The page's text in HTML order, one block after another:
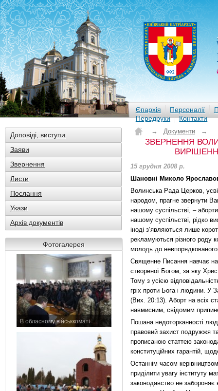
Єпархія Персоналії
Передруки
Контакти
Доповіді, виступи
Заяви
Звернення
Листи
Послання
Укази
Архів документів
Фотогалерея
В обласному військкоматі
→ Документи →
ЗВЕРНЕННЯ
15 грудня 2008 р.
Шановні Миколо
Волинська Рада Церков,
народом, прагне звернути
нашому суспільстві, –
нашому суспільстві, рідко
іноді з’являються лише
рекламуються різного роду
молодь до
Священне Писання навчає
створеної Богом, за яку
Тому з усією
гріх проти Бога і людини. У
(Вих. 20:13). Аборт на всіх
навмисним, свідомим
Пошана недоторканності
правовий захист подружжя
прописаною статтею
конституційних гарантій,
Останнім часом
приділити увагу інституту
законодавство не забороняє